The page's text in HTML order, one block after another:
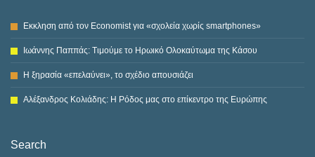
Εκκληση από τον Economist για «σχολεία χωρίς smartphones»
Ιωάννης Παππάς: Τιμούμε το Ηρωικό Ολοκαύτωμα της Κάσου
Η ξηρασία «επελαύνει», το σχέδιο απουσιάζει
Αλέξανδρος Κολιάδης: Η Ρόδος μας στο επίκεντρο της Ευρώπης
Search